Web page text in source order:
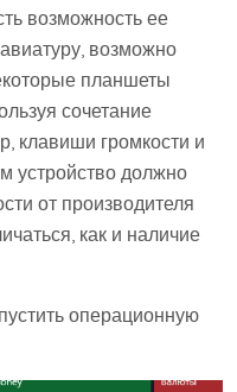
возможность ее
возможно
планшеты
сочетание
клавиши громкости и
устройство должно
от производителя
как и наличие
операционную